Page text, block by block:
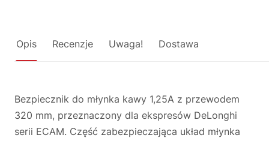
Opis Recenzje Uwaga! Dostawa
Bezpiecznik do młynka kawy 1,25A z przewodem
320 mm, przeznaczony dla ekspresów DeLonghi
serii ECAM. Część zabezpieczająca układ młynka